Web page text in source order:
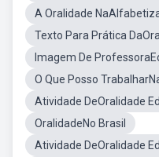
A Oralidade
Texto Para Prática
Imagem De
O Que Posso
Atividade DeOralidade
OralidadeNo Brasil
Atividade DeOralidade